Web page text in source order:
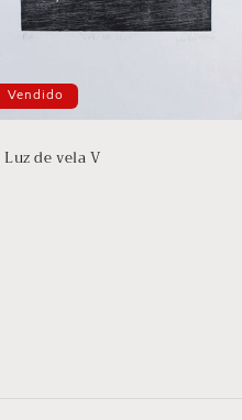
Vendido
Luz de vela V